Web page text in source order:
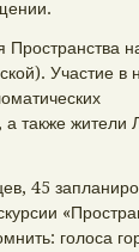
Участие в
а также жители
45
голоса